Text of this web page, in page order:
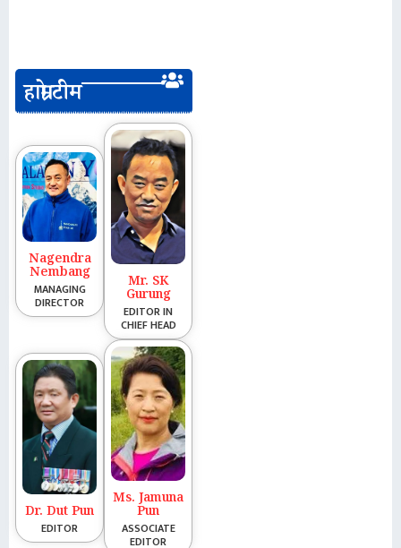
हाम्रो टीम
Nagendra
Nembang
MANAGING
DIRECTOR
Mr. SK
Gurung
EDITOR IN
CHIEF HEAD
Dr. Dut Pun
EDITOR
Ms. Jamuna
Pun
ASSOCIATE
EDITOR